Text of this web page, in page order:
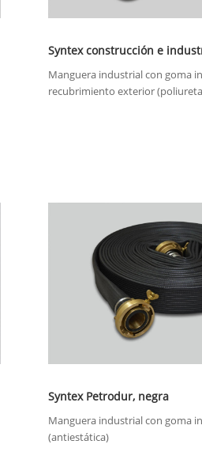
Syntex construcción e
Manguera industrial con goma
recubrimiento exterior
Syntex Petrodur, negra
Manguera industrial con goma
(antiestática)